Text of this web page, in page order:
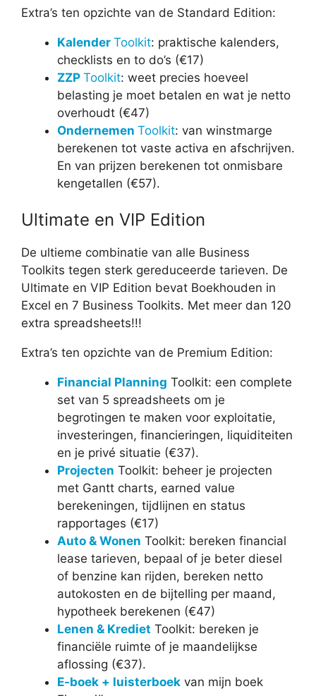
Extra’s ten opzichte van de Standard Edition:
Kalender Toolkit: praktische kalenders,
checklists en to do’s (€17)
ZZP Toolkit: weet precies hoeveel
belasting je moet betalen en wat je netto
overhoudt (€47)
Ondernemen Toolkit: van winstmarge
berekenen tot vaste activa en afschrijven.
En van prijzen berekenen tot onmisbare
kengetallen (€57).
Ultimate en VIP Edition
De ultieme combinatie van alle Business
Toolkits tegen sterk gereduceerde tarieven. De
Ultimate en VIP Edition bevat Boekhouden in
Excel en 7 Business Toolkits. Met meer dan 120
extra spreadsheets!!!
Extra’s ten opzichte van de Premium Edition:
Financial Planning Toolkit: een complete
set van 5 spreadsheets om je
begrotingen te maken voor exploitatie,
investeringen, financieringen, liquiditeiten
en je privé situatie (€37).
Projecten Toolkit: beheer je projecten
met Gantt charts, earned value
berekeningen, tijdlijnen en status
rapportages (€17)
Auto & Wonen Toolkit: bereken financial
lease tarieven, bepaal of je beter diesel
of benzine kan rijden, bereken netto
autokosten en de bijtelling per maand,
hypotheek berekenen (€47)
Lenen & Krediet Toolkit: bereken je
financiële ruimte of je maandelijkse
aflossing (€37).
E-boek + luisterboek van mijn boek